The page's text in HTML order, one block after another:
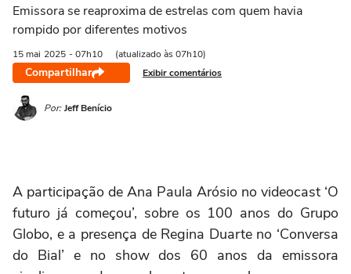
Emissora se reaproxima de estrelas com quem havia
rompido por diferentes motivos
15 mai 2025 - 07h10 (atualizado às 07h10)
Compartilhar Exibir comentários
Por: Jeff Benício
A participação de Ana Paula Arósio no videocast ‘O
futuro já começou’, sobre os 100 anos do Grupo
Globo, e a presença de Regina Duarte no ‘Conversa
do Bial’ e no show dos 60 anos da emissora